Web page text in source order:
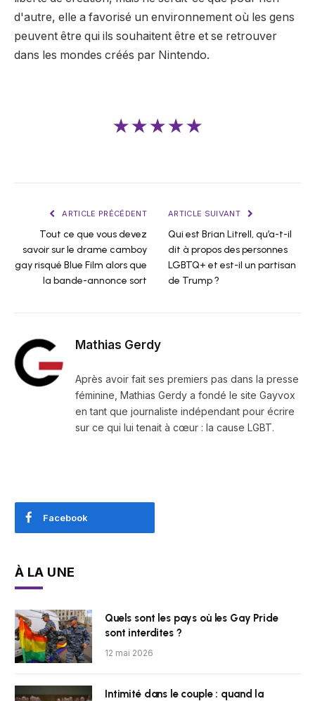
d'autre, elle a favorisé un environnement où les gens
peuvent être qui ils souhaitent être et se retrouver
dans les mondes créés par Nintendo.
★★★★★
ARTICLE PRÉCÉDENT
Tout ce que vous devez
savoir sur le drame camboy
gay risqué Blue Film alors que
la bande-annonce sort
ARTICLE SUIVANT
Qui est Brian Litrell, qu’a-t-il
dit à propos des personnes
LGBTQ+ et est-il un partisan
de Trump ?
Mathias Gerdy
Après avoir fait ses premiers pas dans la presse
féminine, Mathias Gerdy a fondé le site Gayvox
en tant que journaliste indépendant pour écrire
sur ce qui lui tenait à cœur : la cause LGBT.
Facebook
À LA UNE
Quels sont les pays où les Gay Pride
sont interdites ?
12 mai 2026
Intimité dans le couple : quand la